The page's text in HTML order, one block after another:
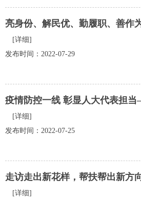
亮身份、解民优、勤履职、善
[详细]
发布时间：2022-07-29
疫情防控一线 彰显人大代表担
[详细]
发布时间：2022-07-25
走访走出新花样，帮扶帮出新
[详细]